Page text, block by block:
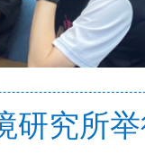
研究所